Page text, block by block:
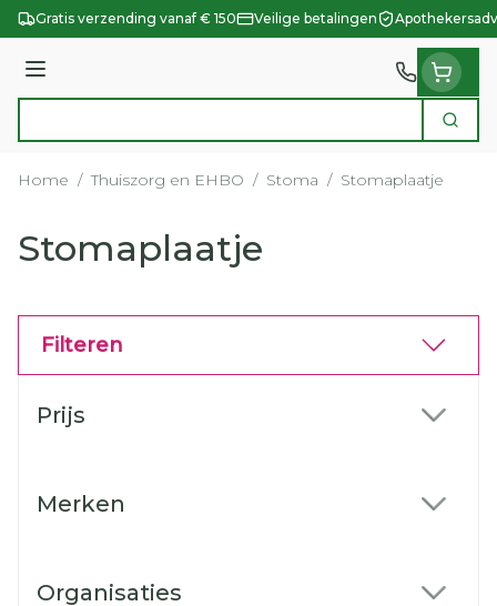
Ga naar de inhoud
Gratis verzending vanaf € 150 Veilige betalingen
Menu
Zoek
Home / Thuiszorg en EHBO / Stoma / Stomaplaatje
Stomaplaatje
Filteren
Prijs
Merken
Organisaties